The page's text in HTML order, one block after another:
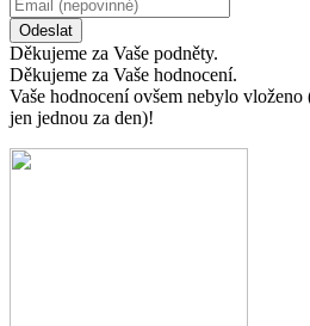
Odeslat
Děkujeme za Vaše podněty.
Děkujeme za Vaše hodnocení.
Vaše hodnocení ovšem nebylo
jen jednou za den)!